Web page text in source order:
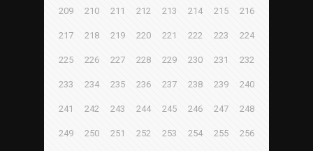
209 210 211 212 213 214 215 216
217 218 219 220 221 222 223 224
225 226 227 228 229 230 231 232
233 234 235 236 237 238 239 240
241 242 243 244 245 246 247 248
249 250 251 252 253 254 255 256